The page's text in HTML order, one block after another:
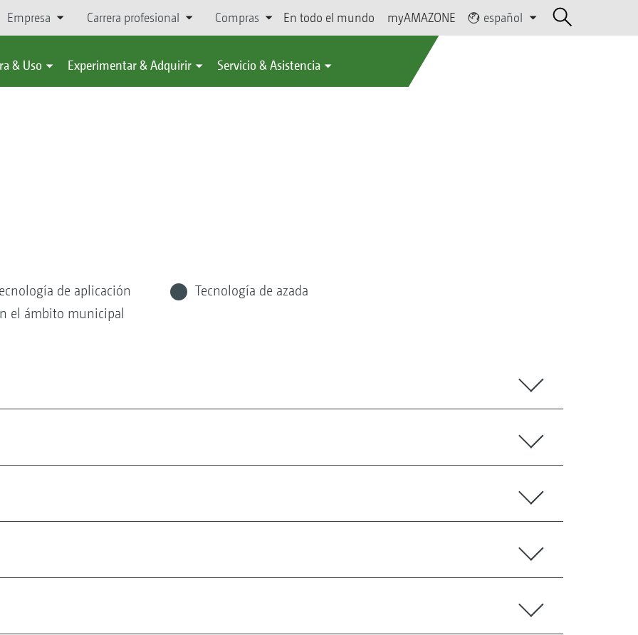
Empresa Carrera profesional Compras En todo el mundo myAMAZONE español
& Uso Experimentar & Adquirir Servicio & Asistencia
de aplicación
el ámbito municipal
Tecnología de azada